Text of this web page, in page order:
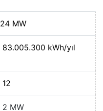
24 MW
83.005.300 kWh/yıl
12
2 MW